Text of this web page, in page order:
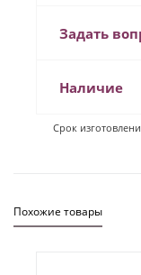
Задать
Наличие
Срок
Похожие товары